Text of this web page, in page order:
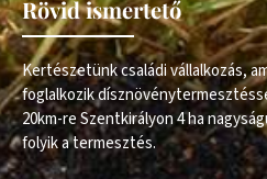
Rövid ismertető
Kertészetünk családi vállalkozás,
foglalkozik
20km-re Szentkirályon 4 ha
folyik a termesztés.